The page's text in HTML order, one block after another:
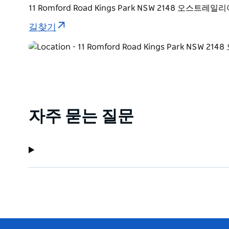
11 Romford Road Kings Park NSW 2148 오스트레일리
길찾기
자주 묻는 질문